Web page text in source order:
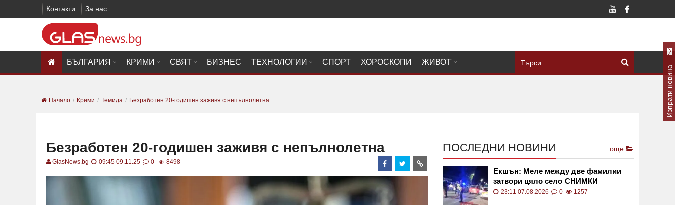
Контакти За нас
БЪЛГАРИЯ КРИМИ СВЯТ БИЗНЕС ТЕХНОЛОГИИ СПОРТ ХОРОСКОПИ ЖИВОТ
Начало Крими Темида Безработен 20-годишен заживя с непълнолетна
Безработен 20-годишен заживя с непълнолетна
GlasNews.bg 09:45 09.11.25 0 8498
ПОСЛЕДНИ НОВИНИ още
Екшън: Меле между две фамилии
затвори цяло село СНИМКИ
23:11 07.08.2026 0 1257
Изпрати новина